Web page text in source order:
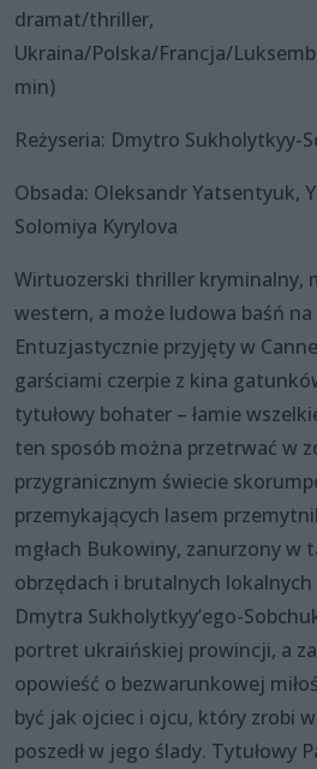
dramat/thriller,
Ukraina/Polska/Francja/
min)
Reżyseria: Dmytro Sukholytkyy-
Obsada: Oleksandr Yatsentyuk,
Solomiya Kyrylova
Wirtuozerski thriller kryminalny,
western, a może ludowa baśń
Entuzjastycznie przyjęty w
garściami czerpie z kina
tytułowy bohater – łamie
ten sposób można przetrwać w
przygranicznym świecie
przemykających lasem
mgłach Bukowiny, zanurzony w
obrzędach i brutalnych lokalnych
Dmytra Sukholytkyy’ego-
portret ukraińskiej prowincji, a
opowieść o bezwarunkowej
być jak ojciec i ojcu, który zrobi
poszedł w jego ślady. Tytułowy